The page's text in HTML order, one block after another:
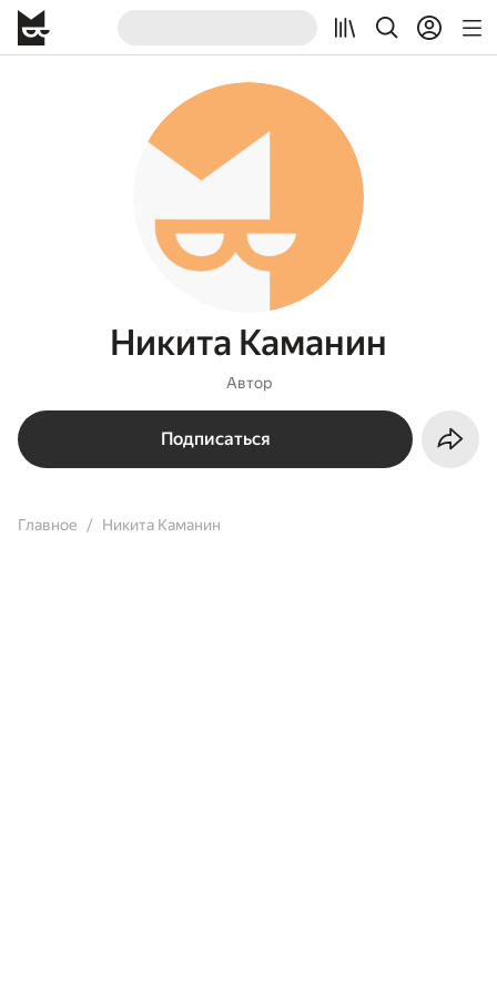
Никита Каманин
Автор
Подписаться
Главное Никита Каманин